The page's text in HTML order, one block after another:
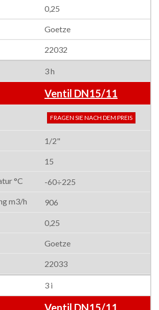
0,25
Goetze
22032
3 h
Ventil DN15/11
FRAGEN SIE NACH DEM PREIS
1/2"
15
-60÷225
906
0,25
Goetze
22033
3 i
Ventil DN15/11